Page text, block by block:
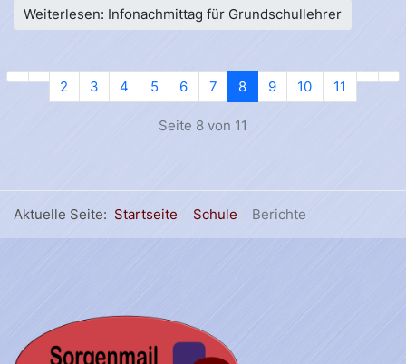
Weiterlesen: Infonachmittag für Grundschullehrer
2 3 4 5 6 7 8 9 10 11
Seite 8 von 11
Aktuelle Seite: Startseite Schule Berichte